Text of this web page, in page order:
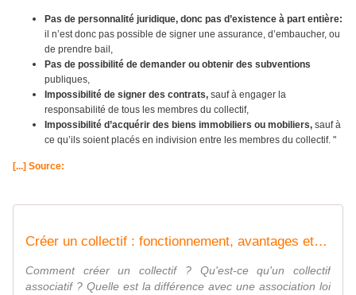
Pas de personnalité juridique, donc pas d’existence à part entière:
il n’est donc pas possible de signer une assurance, d’embaucher, ou
de prendre bail,
Pas de possibilité de demander ou obtenir des subventions
publiques,
Impossibilité de signer des contrats, sauf à engager la
responsabilité de tous les membres du collectif,
Impossibilité d’acquérir des biens immobiliers ou mobiliers, sauf à
ce qu’ils soient placés en indivision entre les membres du collectif. "
[...] Source:
Créer un collectif : fonctionnement, avantages et inconvénients
Comment créer un collectif ? Qu'est-ce qu'un collectif
associatif ? Quelle est la différence avec une association loi